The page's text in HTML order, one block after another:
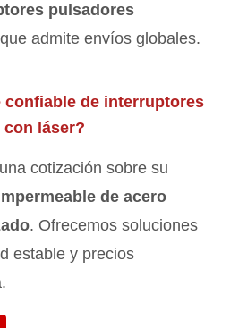
pulsadores
que admite envíos globales.
confiable de interruptores
láser?
cotización sobre su
de acero
. Ofrecemos soluciones
estable y precios